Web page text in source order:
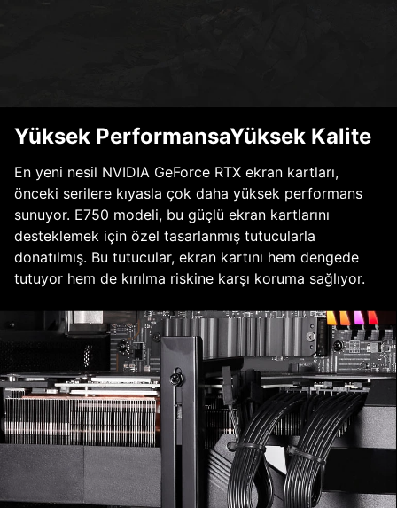
Yüksek PerformansaYüksek Kalite
En yeni nesil NVIDIA GeForce RTX ekran kartları,
önceki serilere kıyasla çok daha yüksek performans
sunuyor. E750 modeli, bu güçlü ekran kartlarını
desteklemek için özel tasarlanmış tutucularla
donatılmış. Bu tutucular, ekran kartını hem dengede
tutuyor hem de kırılma riskine karşı koruma sağlıyor.